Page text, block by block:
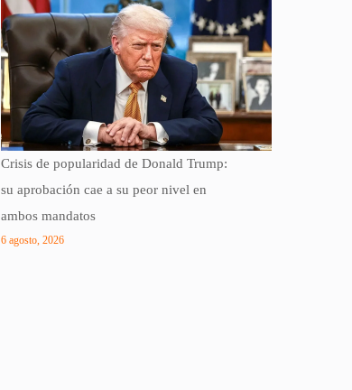
Crisis de popularidad de Donald Trump:
su aprobación cae a su peor nivel en
ambos mandatos
6 agosto, 2026